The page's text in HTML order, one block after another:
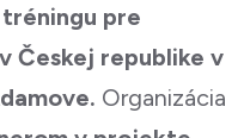
pre
Českej republike v
Organizácia